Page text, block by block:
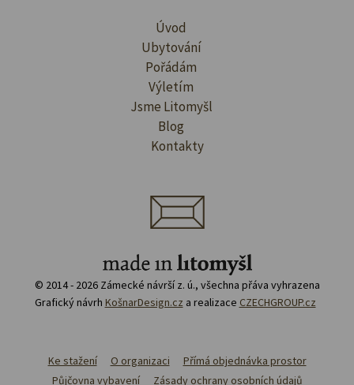
Úvod
Ubytování
Pořádám
Výletím
Jsme Litomyšl
Blog
Kontakty
© 2014 - 2026 Zámecké návrší z. ú., všechna přáva vyhrazena
Grafický návrh KošnarDesign.cz a realizace CZECHGROUP.cz
Ke stažení O organizaci
Přímá objednávka prostor
Půjčovna vybavení
Zásady ochrany osobních údajů